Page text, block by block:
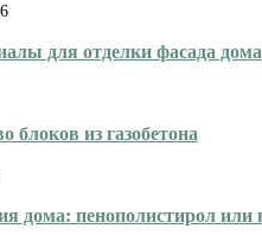
для отделки фасада дома
блоков из газобетона
дома: пенополистирол или